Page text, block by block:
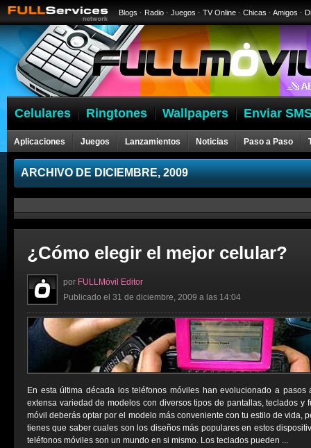
Blogs · Radio · Juegos · TV Online · Chicas · Amigos ·
Celulares Ringtones Wallpapers Enviar
Aplicaciones Juegos Lanzamientos Noticias Paso a Paso
ARCHIVO DE DICIEMBRE, 2009
¿Cómo elegir el mejor celular?
por FULLMóvil Editor
Publicado el 31 de diciembre, 2009 a las 14:04
En esta última década los teléfonos móviles han evolucionado a
extensa variedad de modelos con diversos tipos de pantallas, teclados y
móvil deberás optar por el modelo más conveniente con tu estilo de vida,
tienes que saber cuales son los diseños más populares en estos
teléfonos móviles son un mundo en si mismo. Los teclados pueden ...